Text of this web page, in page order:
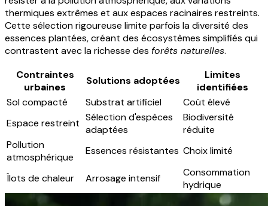
thermiques extrêmes et aux espaces racinaires restreints.
Cette sélection rigoureuse limite parfois la diversité des
essences plantées, créant des écosystèmes simplifiés qui
contrastent avec la richesse des forêts naturelles.
Contraintes
urbaines
Solutions adoptées
Limites
identifiées
Sol compacté
Substrat artificiel
Coût élevé
Espace restreint Sélection d'espèces
adaptées
Biodiversité
réduite
Pollution
atmosphérique
Essences résistantes Choix limité
Îlots de chaleur Arrosage intensif
Consommation
hydrique